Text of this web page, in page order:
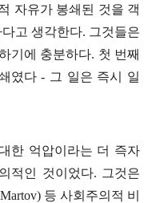
자유가 봉쇄된 것을 객
고 생각한다. 그것들은
기에 충분하다. 첫 번째
였다- 그 일은 즉시 일
한 억압이라는 더 즉자
적인 것이었다. 그것은
등 사회주의적 비